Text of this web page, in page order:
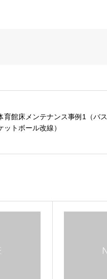
育館床メンテナンス事例1（バス
ットボール改線）